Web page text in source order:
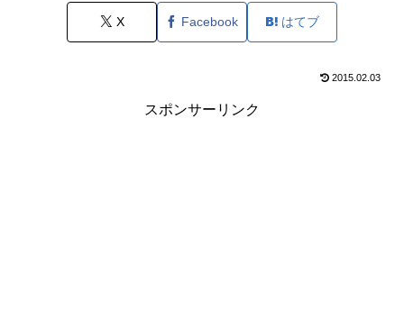
X Facebook はてブ
2015.02.03
スポンサーリンク